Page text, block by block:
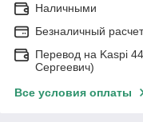
Наличными
Безналичный расчет
Перевод на Kaspi
Сергеевич)
Все условия оплаты